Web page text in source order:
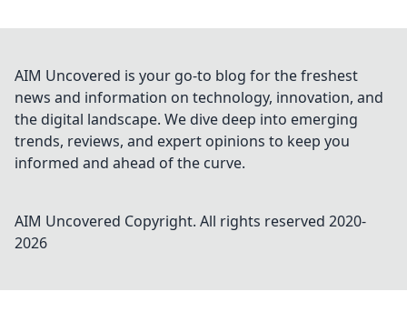
AIM Uncovered is your go-to blog for the freshest
news and information on technology, innovation, and
the digital landscape. We dive deep into emerging
trends, reviews, and expert opinions to keep you
informed and ahead of the curve.
AIM Uncovered Copyright. All rights reserved 2020-
2026